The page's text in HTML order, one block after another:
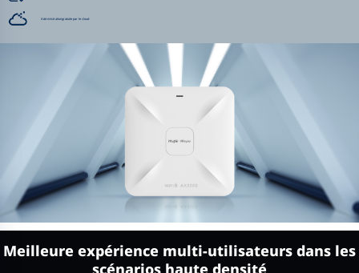
Administrationgratuite par le cloud
Meilleure expérience multi-utilisateurs dans les
scénarios haute densité